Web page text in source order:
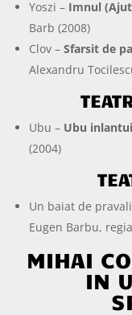
Yoszi – Imnul
Barb (2008)
Clov –Sfarsit de
Alexandru
Ubu – Ubu
(2004)
Un baiat de
Eugen Barbu,
MIHAI
IN